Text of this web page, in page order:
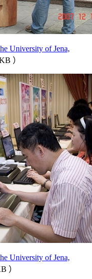
University of Jena,
）
University of Jena,
）